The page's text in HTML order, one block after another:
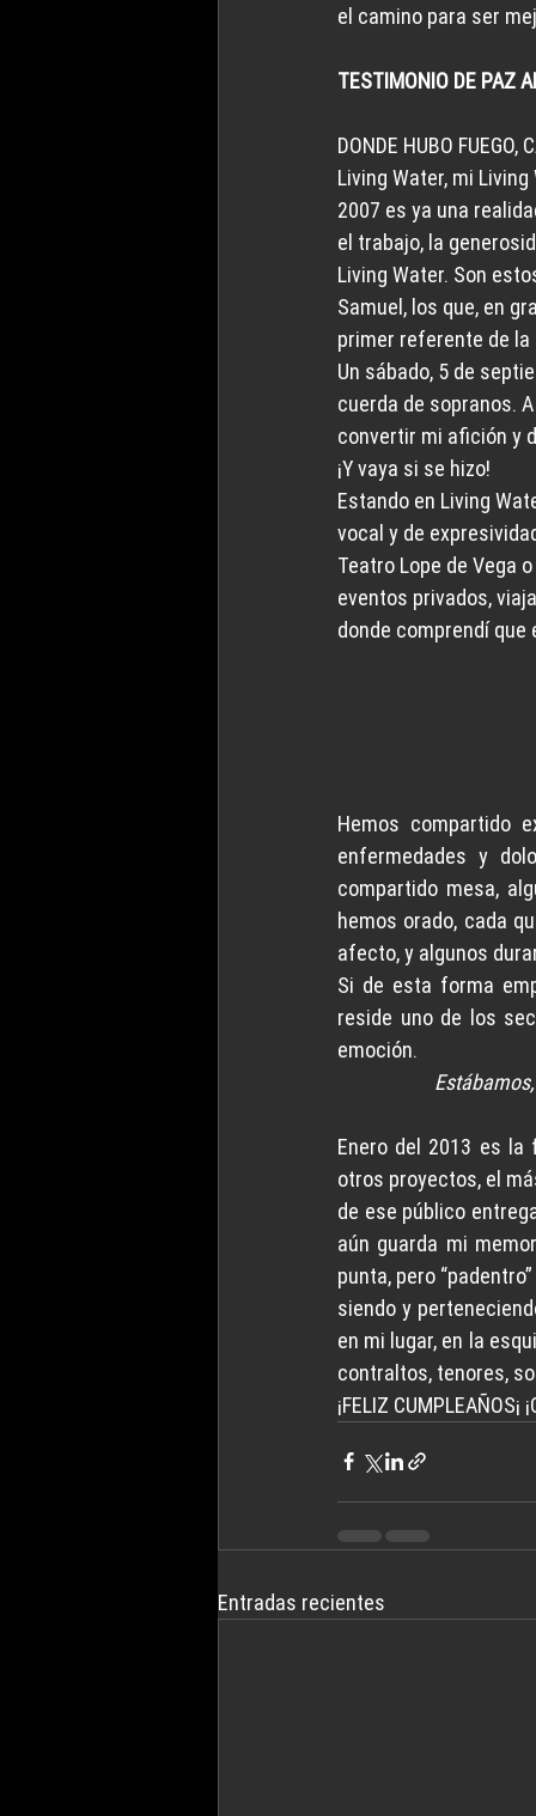
el camino para ser
TESTIMONIO DE PAZ
DONDE HUBO FUEGO,
Living Water, mi
2007 es ya una
el trabajo, la
Living Water. Son
Samuel, los que, en
primer referente de
Un sábado, 5 de
cuerda de sopranos.
convertir mi afición y
¡Y vaya si se hizo!
Estando en Living
vocal y de
Teatro Lope de Vega
eventos privados,
donde comprendí
Hemos compartido
enfermedades y
compartido mesa,
hemos orado, cada
afecto, y algunos
Si de esta forma
reside uno de los
emoción.
Enero del 2013 es
otros proyectos, el
de ese público
aún guarda mi
punta, pero
siendo y
en mi lugar, en la
contraltos, tenores,
¡FELIZ CUMPLEAÑOS¡
Entradas recientes